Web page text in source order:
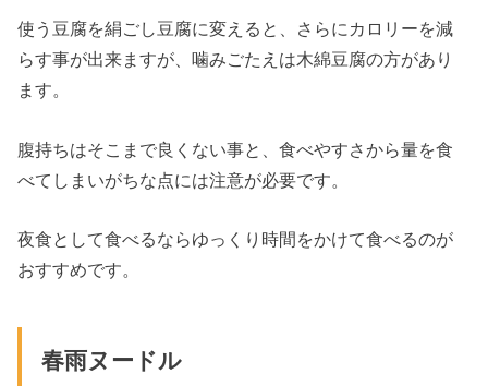
使う豆腐を絹ごし豆腐に変えると、さらにカロリーを減
らす事が出来ますが、噛みごたえは木綿豆腐の方があり
ます。
腹持ちはそこまで良くない事と、食べやすさから量を食
べてしまいがちな点には注意が必要です。
夜食として食べるならゆっくり時間をかけて食べるのが
おすすめです。
春雨ヌードル